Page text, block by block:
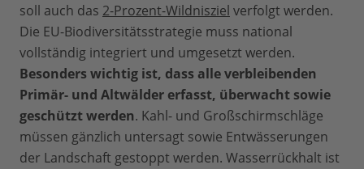
soll auch das 2-Prozent-Wildnisziel verfolgt werden.
Die EU-Biodiversitätsstrategie muss national
vollständig integriert und umgesetzt werden.
Besonders wichtig ist, dass alle verbleibenden
Primär- und Altwälder erfasst, überwacht sowie
geschützt werden. Kahl- und Großschirmschläge
müssen gänzlich untersagt sowie Entwässerungen
der Landschaft gestoppt werden. Wasserrückhalt ist